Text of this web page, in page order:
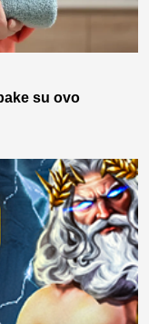
su ovo